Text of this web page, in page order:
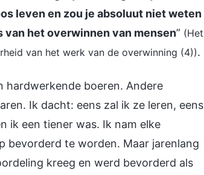
leven en zou je absoluut niet weten
van het overwinnen van mensen” (Het
van het werk van de overwinning (4)).
hardwerkende boeren. Andere
Ik dacht: eens zal ik ze leren, eens
ik een tiener was. Ik nam elke
bevorderd te worden. Maar jarenlang
kreeg en werd bevorderd als